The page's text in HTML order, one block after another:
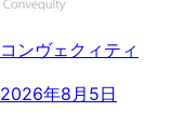
コンヴェクィティ
2026年8月5日